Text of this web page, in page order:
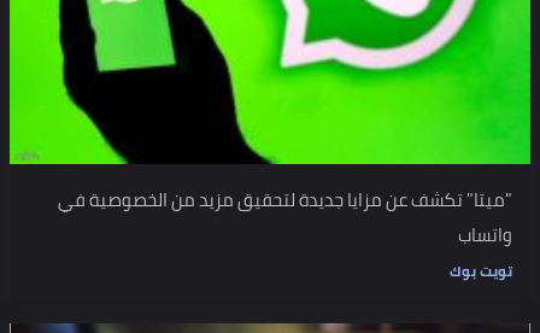
"ميتا" تكشف عن مزايا جديدة لتحقيق مزيد من الخصوصية في
واتساب
تويت بوك